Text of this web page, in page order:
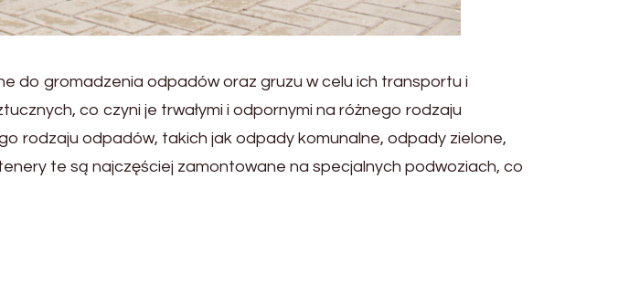
do gromadzenia odpadów oraz gruzu w celu ich transportu i
co czyni je trwałymi i odpornymi na różnego rodzaju
rodzaju odpadów, takich jak odpady komunalne, odpady zielone,
te są najczęściej zamontowane na specjalnych podwoziach, co